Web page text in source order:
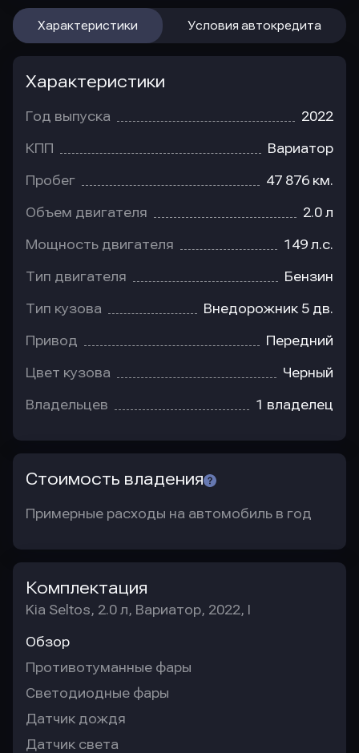
Характеристики Условия автокредита
Характеристики
Год выпуска 2022
КПП Вариатор
Пробег 47 876 км.
Объем двигателя 2.0 л
Мощность двигателя 149 л.с.
Тип двигателя Бензин
Тип кузова Внедорожник 5 дв.
Привод Передний
Цвет кузова Черный
Владельцев 1 владелец
Стоимость владения
Примерные расходы на автомобиль в год
Комплектация
Kia Seltos, 2.0 л, Вариатор, 2022, I
Обзор
Противотуманные фары
Светодиодные фары
Датчик дождя
Датчик света